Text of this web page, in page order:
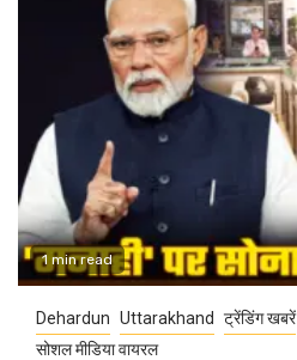
1 min read
Dehardun Uttarakhand ट्रेंडिंग खबरें
सोशल मीडिया वायरल